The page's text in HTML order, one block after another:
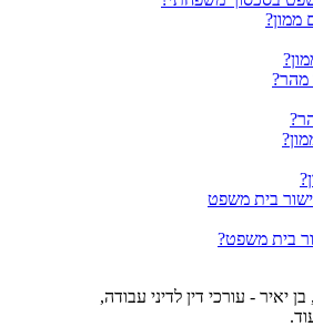
בית משפט?
יאיר - עורכי דין לדיני עבודה,